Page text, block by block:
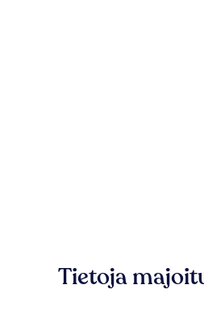
Tietoja